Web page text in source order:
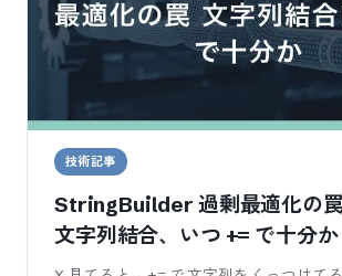
技術記事
StringBuilder 過剰最適化の
文字列結合、いつ += で十分か